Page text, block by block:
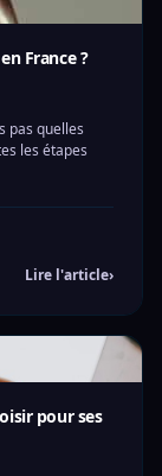
France ?
pas quelles
les étapes
Lire l'article›
pour ses